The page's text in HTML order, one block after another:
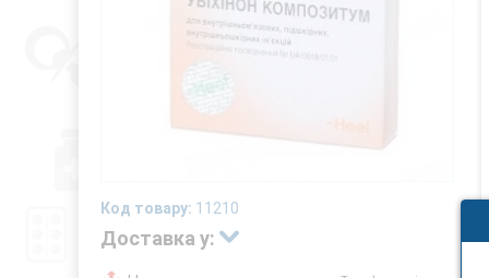
Код товару: 11210
Доставка у: